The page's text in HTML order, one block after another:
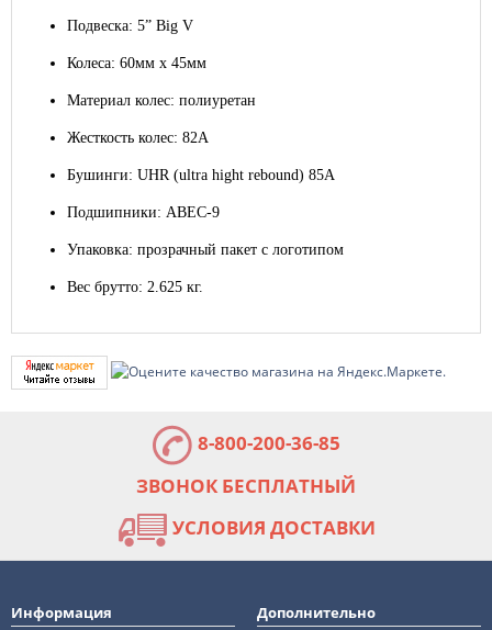
Подвеска: 5” Big V
Колеса: 60мм x 45мм
Материал колес: полиуретан
Жесткость колес: 82A
Бушинги: UHR (ultra hight rebound) 85A
Подшипники: ABEC-9
Упаковка: прозрачный пакет с логотипом
Вес брутто: 2.625 кг.
8-800-200-36-85
ЗВОНОК БЕСПЛАТНЫЙ
УСЛОВИЯ ДОСТАВКИ
Информация Дополнительно